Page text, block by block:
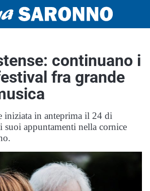
continuano i
fra grande
iniziata in anteprima il 24 di
suoi appuntamenti nella cornice